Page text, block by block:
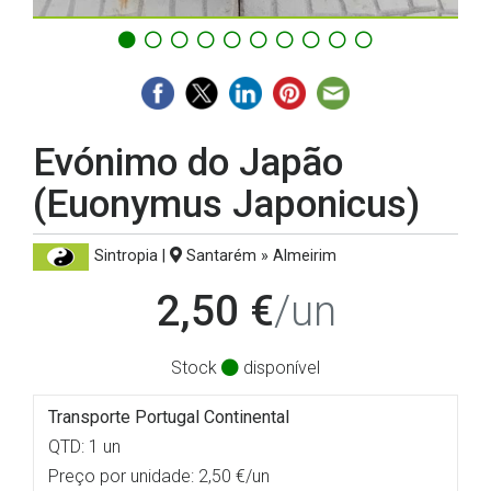
Evónimo do Japão
(Euonymus Japonicus)
Sintropia | Santarém » Almeirim
2,50 €/un
Stock disponível
Transporte Portugal Continental
QTD: 1 un
Preço por unidade: 2,50 €/un